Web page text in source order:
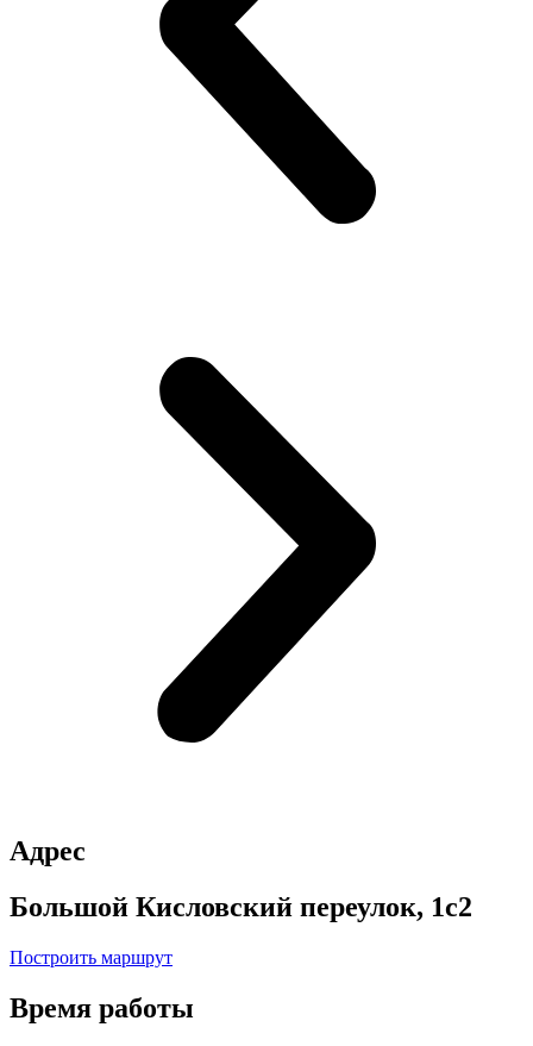
Адрес
Большой Кисловский переулок, 1с2
Построить маршрут
Время работы